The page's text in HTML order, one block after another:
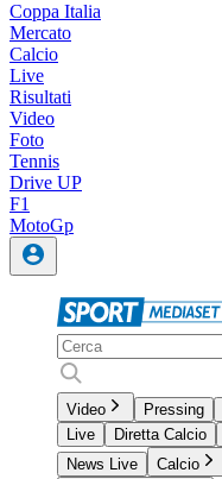
Coppa Italia
Mercato
Calcio
Live
Risultati
Video
Foto
Tennis
Drive UP
F1
MotoGp
Video Pressing
Live
Diretta Calcio
News Live
Calcio